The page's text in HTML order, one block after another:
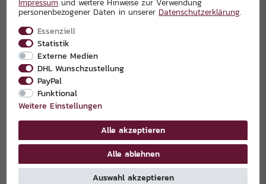
EXKLUSIVPARTNER
personenbezogener Daten in unserer Daten­schutz­erklärung.
Essenziell
Statistik
Externe Medien
DHL Wunschzustellung
PayPal
Funktional
Weitere Einstellungen
Alle akzeptieren
Alle ablehnen
Auswahl akzeptieren